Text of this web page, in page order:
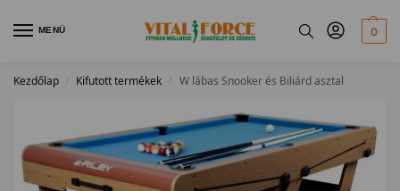
MENÜ 0
Kezdőlap / Kifutott termékek / W lábas Snooker és Biliárd asztal